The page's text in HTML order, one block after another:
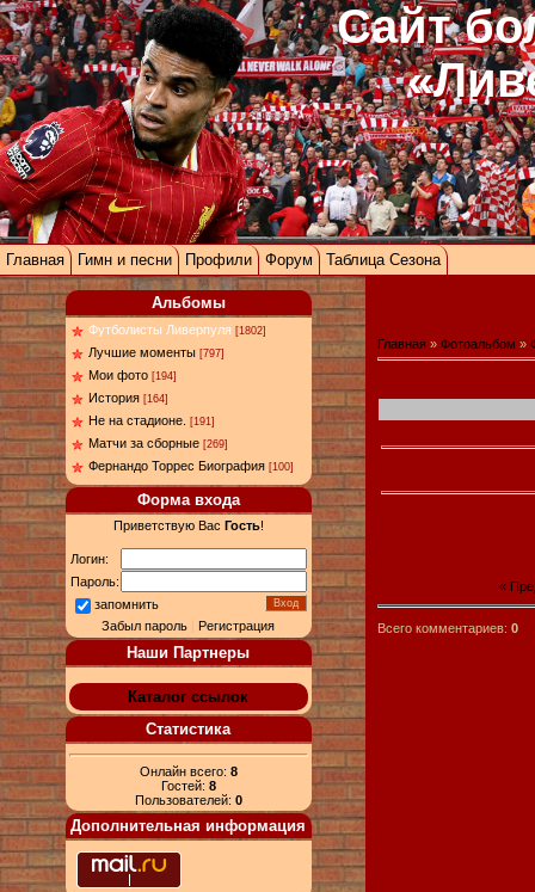
Сайт
Главная Гимн и песни Профили Форум Таблица Сезона
Альбомы
Футболисты Ливерпуля [1802]
Лучшие моменты [797]
Мои фото [194]
История [164]
Не на стадионе. [191]
Матчи за сборные [269]
Фернандо Торрес Биография [100]
Форма входа
Приветствую Вас Гость!
Логин:
Пароль:
запомнить
Забыл пароль |Регистрация
Наши Партнеры
Каталог ссылок
Статистика
Онлайн всего: 8
Гостей: 8
Пользователей: 0
Дополнительная информация
Главная » Фотоальбом »
«
Всего комментариев: 0